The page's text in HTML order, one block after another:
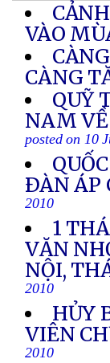
VÀO
CÀNG
QUỸ
NAM
posted on 10
ÐÀN ÁP
2010
1
VĂN
NỘI,
2010
HỦY
VIÊN
2010